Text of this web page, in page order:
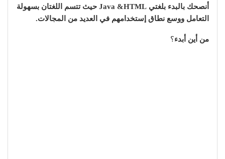
أنصحك بالبدء بلغتي Java &HTML حيث تتسم اللغتان بسهولة
التعامل ووسع نطاق إستخدامهم في العديد من المجالات.
من أين أبدء؟